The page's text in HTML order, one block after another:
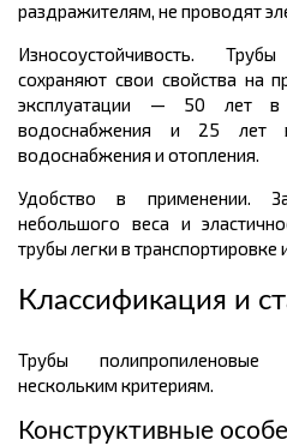
раздражителям, не проводят
Износоустойчивость.
сохраняют свои свойства на
эксплуатации — 50 лет в
водоснабжения и 25 лет
водоснабжения и отопления.
Удобство в применении.
небольшого веса и
трубы легки в транспортировке
Классификация и
Трубы полипропиленовые
нескольким критериям.
Конструктивные